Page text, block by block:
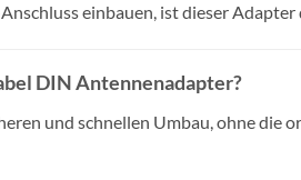
einbauen, ist dieser Adapter
DIN Antennenadapter?
und schnellen Umbau, ohne die